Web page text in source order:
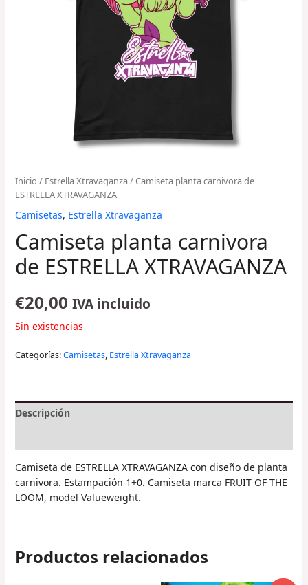
Inicio / Estrella Xtravaganza/ Camiseta planta carnivora de
ESTRELLA XTRAVAGANZA
Camisetas, Estrella Xtravaganza
Camiseta planta carnivora
de ESTRELLA XTRAVAGANZA
€20,00 IVA incluido
Sin existencias
Categorías:Camisetas, Estrella Xtravaganza
Descripción
Camiseta de ESTRELLA XTRAVAGANZA con diseño de planta
carnivora. Estampación 1+0. Camiseta marca FRUIT OF THE
LOOM, model Valueweight.
Productos relacionados